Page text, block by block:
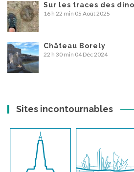
Sur les traces des
16 h 22 min 05 Août 2025
Château Borely
22 h 30 min 04 Déc 2024
Sites incontournables